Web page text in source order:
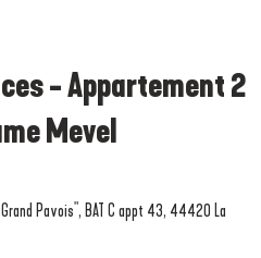
- Appartement 2
Mevel
écoresponsable
Pavois", BAT C appt 43, 44420 La